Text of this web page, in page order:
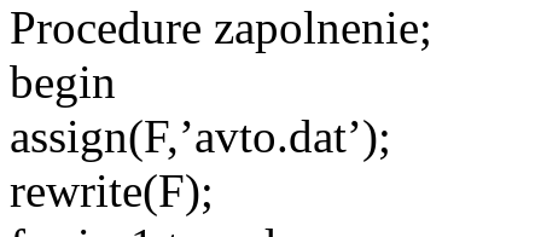
Procedure zapolnenie;
begin
assign(F,’avto.dat’);
rewrite(F);